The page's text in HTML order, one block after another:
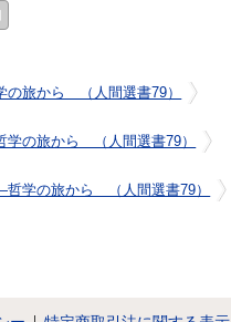
旅から （人間選書79）
の旅から （人間選書79）
学の旅から （人間選書79）